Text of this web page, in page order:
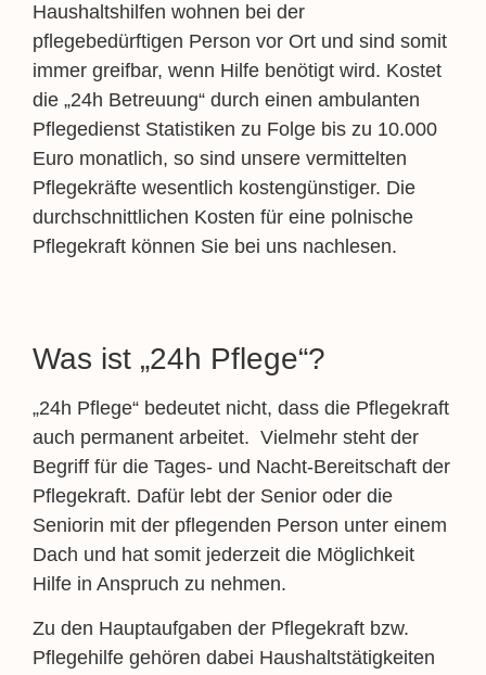
Haushaltshilfen wohnen bei der
pflegebedürftigen Person vor Ort und sind somit
immer greifbar, wenn Hilfe benötigt wird. Kostet
die „24h Betreuung“ durch einen ambulanten
Pflegedienst Statistiken zu Folge bis zu 10.000
Euro monatlich, so sind unsere vermittelten
Pflegekräfte wesentlich kostengünstiger. Die
durchschnittlichen Kosten für eine polnische
Pflegekraft können Sie bei uns nachlesen.
Was ist „24h Pflege“?
„24h Pflege“ bedeutet nicht, dass die Pflegekraft
auch permanent arbeitet. Vielmehr steht der
Begriff für die Tages- und Nacht-Bereitschaft der
Pflegekraft. Dafür lebt der Senior oder die
Seniorin mit der pflegenden Person unter einem
Dach und hat somit jederzeit die Möglichkeit
Hilfe in Anspruch zu nehmen.
Zu den Hauptaufgaben der Pflegekraft bzw.
Pflegehilfe gehören dabei Haushaltstätigkeiten